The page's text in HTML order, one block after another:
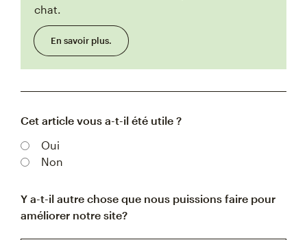
chat.
En savoir plus.
Cet article vous a-t-il été utile ?
Oui
Non
Y a-t-il autre chose que nous puissions faire pour
améliorer notre site?